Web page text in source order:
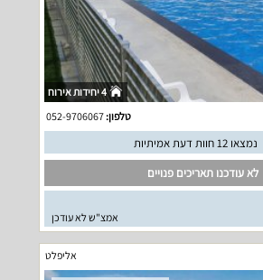
4 יחידות אירוח
טלפון:052-9706067
נמצאו 12 חוות דעת אמיתיות
לא עודכנו תאריכים פנויים
אמצ"ש לא עודכן
אליפלט